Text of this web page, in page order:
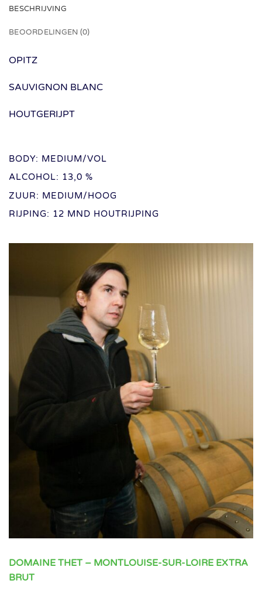
BESCHRIJVING
BEOORDELINGEN (0)
OPITZ
SAUVIGNON BLANC
HOUTGERIJPT
BODY: MEDIUM/VOL
ALCOHOL: 13,0 %
ZUUR: MEDIUM/HOOG
RIJPING: 12 MND HOUTRIJPING
DOMAINE THET – MONTLOUISE-SUR-LOIRE EXTRA
BRUT